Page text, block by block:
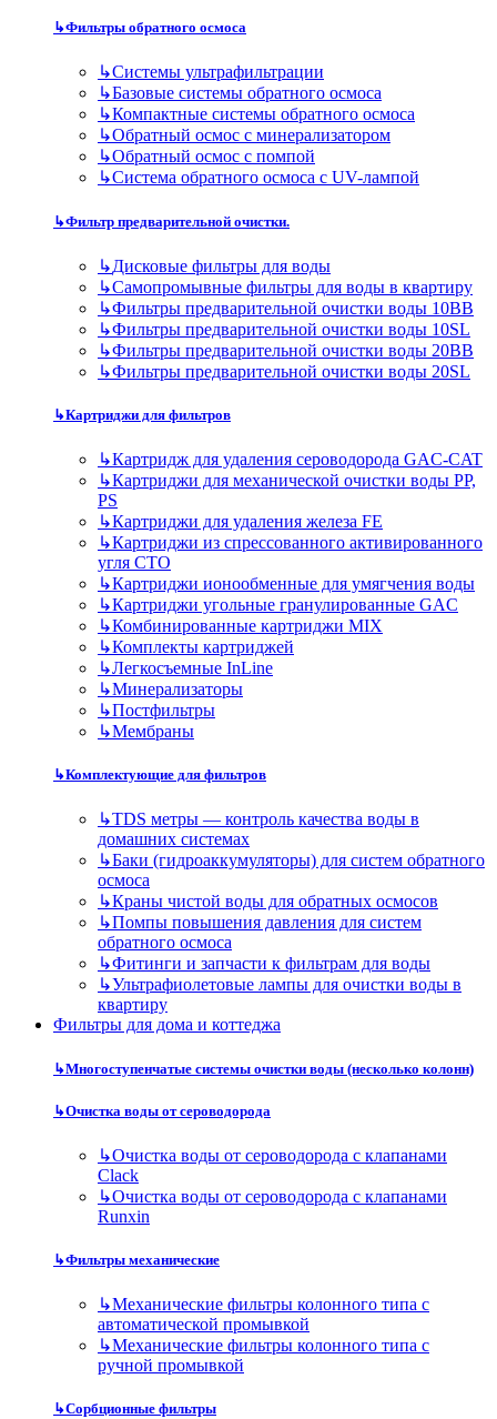
↳Фильтры обратного осмоса
↳Cистемы ультрафильтрации
↳Базовые системы обратного осмоса
↳Компактные системы обратного осмоса
↳Обратный осмос с минерализатором
↳Обратный осмос с помпой
↳Система обратного осмоса с UV-лампой
↳Фильтр предварительной очистки.
↳Дисковые фильтры для воды
↳Самопромывные фильтры для воды в квартиру
↳Фильтры предварительной очистки воды 10BB
↳Фильтры предварительной очистки воды 10SL
↳Фильтры предварительной очистки воды 20BB
↳Фильтры предварительной очистки воды 20SL
↳Картриджи для фильтров
↳Картридж для удаления сероводорода GAC-CAT
↳Картриджи для механической очистки воды PP,
PS
↳Картриджи для удаления железа FE
↳Картриджи из спрессованного активированного
угля CTO
↳Картриджи ионообменные для умягчения воды
↳Картриджи угольные гранулированные GAC
↳Комбинированные картриджи MIX
↳Комплекты картриджей
↳Легкосъемные InLine
↳Минерализаторы
↳Постфильтры
↳Мембраны
↳Комплектующие для фильтров
↳TDS метры — контроль качества воды в
домашних системах
↳Баки (гидроаккумуляторы) для систем обратного
осмоса
↳Краны чистой воды для обратных осмосов
↳Помпы повышения давления для систем
обратного осмоса
↳Фитинги и запчасти к фильтрам для воды
↳Ультрафиолетовые лампы для очистки воды в
квартиру
Фильтры для дома и коттеджа
↳Многоступенчатые системы очистки воды (несколько колонн)
↳Очистка воды от сероводорода
↳Очистка воды от сероводорода с клапанами
Clack
↳Очистка воды от сероводорода с клапанами
Runxin
↳Фильтры механические
↳Механические фильтры колонного типа с
автоматической промывкой
↳Механические фильтры колонного типа с
ручной промывкой
↳Сорбционные фильтры